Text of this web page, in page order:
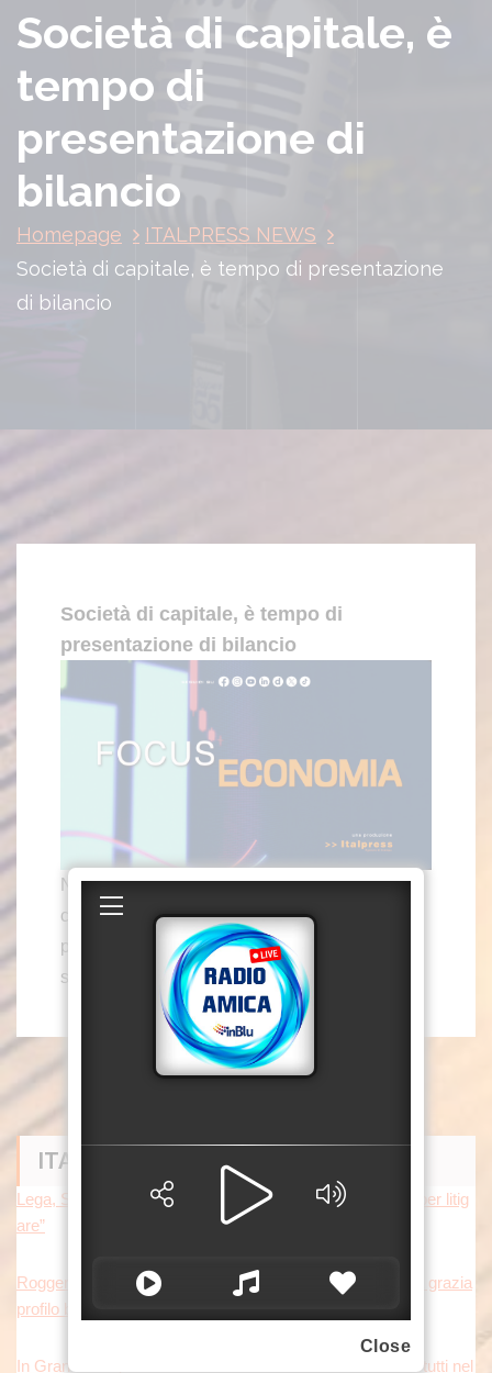
Società di capitale, è
tempo di
presentazione di
bilancio
Homepage
ITALPRESS NEWS
Società di capitale, è tempo di presentazione
di bilancio
Società di capitale, è tempo di
presentazione di bilancio
NAPOLI (ITALPRESS) – Per le società di
capitale è tempo di presentare il bilancio. Il
punto dell’economista Gianni Lepre.
sat/gsl
ITALPRESS NEWS
Lega, Salvini “Al direttivo ho tanto da fare, non ho tempo per litig
are”
Roggero, Salvini “Avanti su norma anti-risarcimenti. Sulla grazia
profilo basso”
In Gran Bretagna Bezzecchi torna in sella ed è davanti a tutti nel
Close